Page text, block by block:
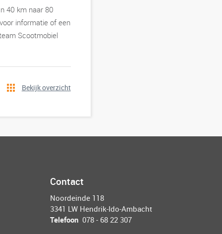
40 km naar 80
informatie of een
Scootmobiel
Bekijk overzicht
Contact
Noordeinde 118
3341 LW Hendrik-Ido-Ambacht
Telefoon 078 - 68 22 307